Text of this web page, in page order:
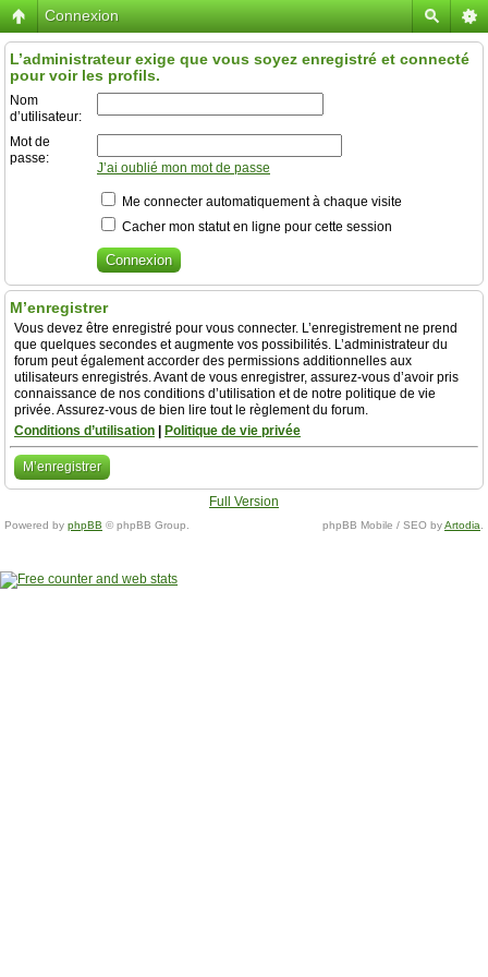
Connexion
L’administrateur exige que vous soyez enregistré et connecté
pour voir les profils.
Nom
d’utilisateur:
Mot de
passe:
J’ai oublié mon mot de passe
Me connecter automatiquement à chaque visite
Cacher mon statut en ligne pour cette session
M’enregistrer
Vous devez être enregistré pour vous connecter. L’enregistrement ne prend
que quelques secondes et augmente vos possibilités. L’administrateur du
forum peut également accorder des permissions additionnelles aux
utilisateurs enregistrés. Avant de vous enregistrer, assurez-vous d’avoir pris
connaissance de nos conditions d’utilisation et de notre politique de vie
privée. Assurez-vous de bien lire tout le règlement du forum.
Conditions d’utilisation
Politique de vie privée
M’enregistrer
Full Version
Powered by phpBB © phpBB Group. phpBB Mobile / SEO byArtodia